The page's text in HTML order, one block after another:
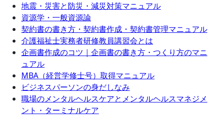
地震・災害と防災・減災対策マニュアル
資源学・一般資源論
契約書の書き方・契約書作成・契約書管理マニュアル
介護福祉士実務者研修教員講習会とは
企画書作成のコツ｜企画書の書き方・つくり方のマニ
ュアル
MBA（経営学修士号）取得マニュアル
ビジネスパーソンの身だしなみ
職場のメンタルヘルスケアとメンタルヘルスマネジメ
ント・ターミナルケア